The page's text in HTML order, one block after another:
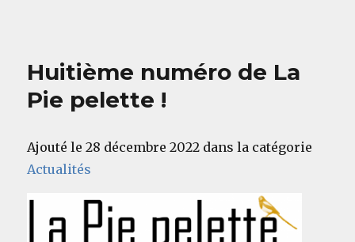
Huitième numéro de La
Pie pelette !
Ajouté le 28 décembre 2022 dans la catégorie
Actualités